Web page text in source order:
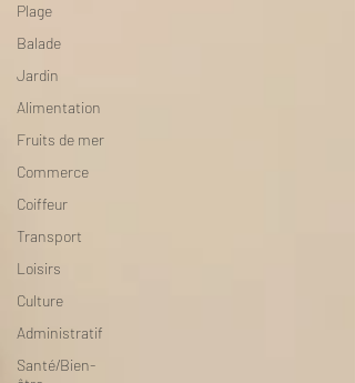
Plage
Balade
Jardin
Alimentation
Fruits de mer
Commerce
Coiffeur
Transport
Loisirs
Culture
Administratif
Santé/Bien-